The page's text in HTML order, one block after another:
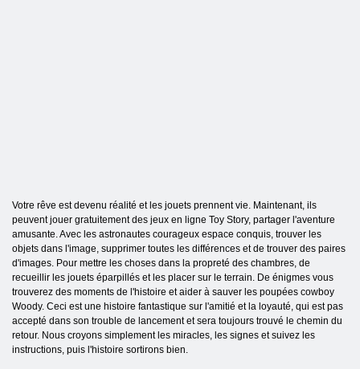
Votre rêve est devenu réalité et les jouets prennent vie. Maintenant, ils
peuvent jouer gratuitement des jeux en ligne Toy Story, partager l'aventure
amusante. Avec les astronautes courageux espace conquis, trouver les
objets dans l'image, supprimer toutes les différences et de trouver des paires
d'images. Pour mettre les choses dans la propreté des chambres, de
recueillir les jouets éparpillés et les placer sur le terrain. De énigmes vous
trouverez des moments de l'histoire et aider à sauver les poupées cowboy
Woody. Ceci est une histoire fantastique sur l'amitié et la loyauté, qui est pas
accepté dans son trouble de lancement et sera toujours trouvé le chemin du
retour. Nous croyons simplement les miracles, les signes et suivez les
instructions, puis l'histoire sortirons bien.